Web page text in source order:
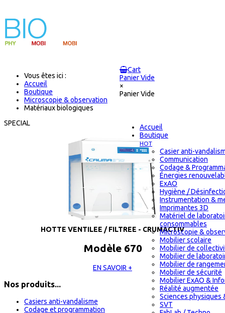
Cart
Panier Vide
×
Panier Vide
Accueil
Boutique
HOT
Casier anti-
Communication
Codage &
Énergies
ExAO
Hygiène /
Instrumentation &
Imprimantes 3D
Matériel de
consommables
Microscopie &
Mobilier scolaire
Mobilier de
Mobilier de
Mobilier de
Mobilier de sécurité
Mobilier ExAO &
Réalité augmentée
Sciences physiques
SVT
Vous êtes ici :
Accueil
Boutique
Microscopie & observation
Matériaux biologiques
SPECIAL
HOTTE VENTILEE / FILTREE - CRUMACTIV
Modèle 670
EN SAVOIR +
Nos produits...
Casiers anti-vandalisme
Codage et programmation